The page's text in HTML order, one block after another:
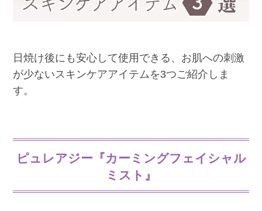
日焼け後にも安心して使用できる、お肌への刺激
が少ないスキンケアアイテムを3つご紹介しま
す。
ピュレアジー『カーミングフェイシャル
ミスト』